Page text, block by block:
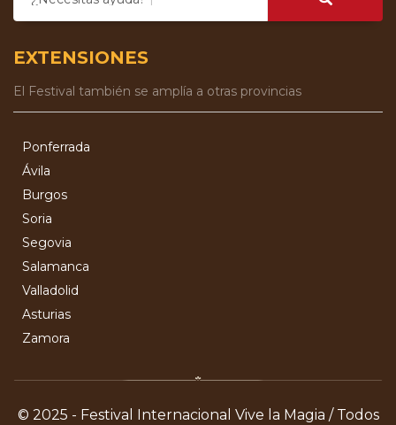
EXTENSIONES
El Festival también se amplía a otras provincias
Ponferrada
Ávila
Burgos
Soria
Segovia
Salamanca
Valladolid
Asturias
Zamora
© 2025 - Festival Internacional Vive la Magia / Todos